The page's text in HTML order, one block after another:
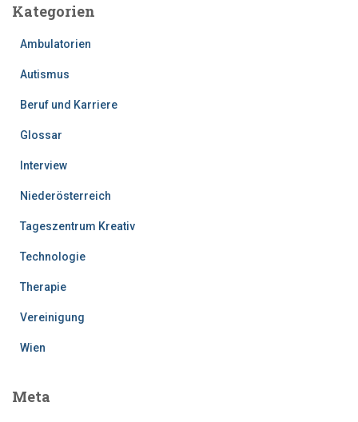
Kategorien
Ambulatorien
Autismus
Beruf und Karriere
Glossar
Interview
Niederösterreich
Tageszentrum Kreativ
Technologie
Therapie
Vereinigung
Wien
Meta